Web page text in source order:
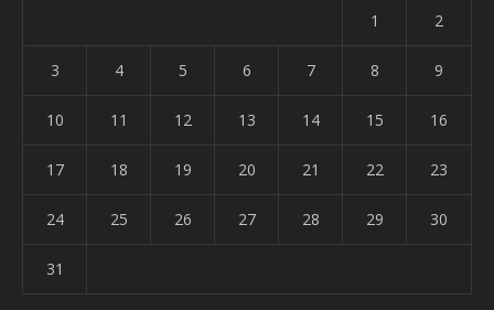
1 2
3 4 5 6 7 8 9
10 11 12 13 14 15 16
17 18 19 20 21 22 23
24 25 26 27 28 29 30
31